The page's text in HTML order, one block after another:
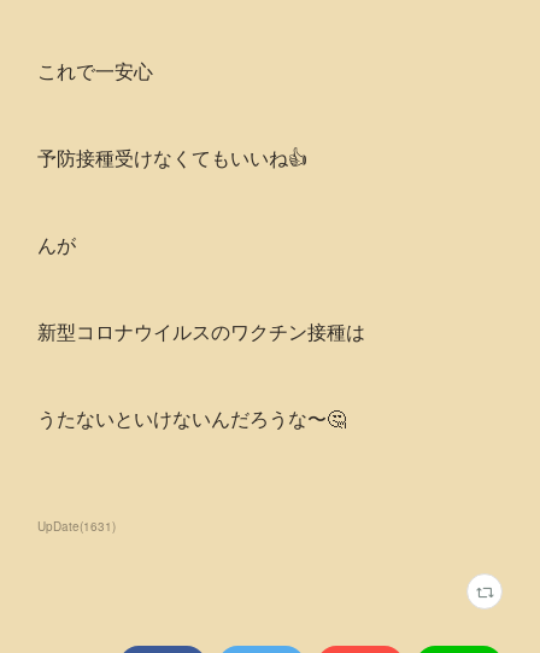
これで一安心
予防接種受けなくてもいいね👍
んが
新型コロナウイルスのワクチン接種は
うたないといけないんだろうな〜🤔
UpDate(1631)